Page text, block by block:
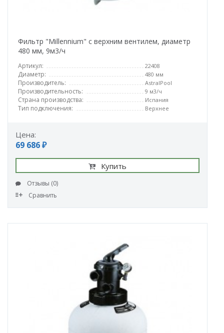
Фильтр "Millennium" с верхним вентилем, диаметр
480 мм, 9м3/ч
Артикул: 22408
Диаметр: 480 мм
Производитель: AstralPool
Производительность: 9 м3/ч
Страна производства: Испания
Тип подключения: Верхнее
Цена:
69 686 ₽
Купить
Отзывы (0)
Сравнить